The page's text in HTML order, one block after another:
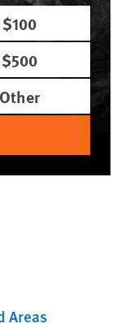
$100
$500
Other
Areas